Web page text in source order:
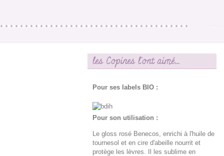
les Copines l'ont aimé...
Pour ses labels BIO :
Pour son utilisation :
Le gloss rosé Benecos, enrichi à l'huile de
tournesol et en cire d'abeille nourrit et
protège les lèvres. Il les sublime en